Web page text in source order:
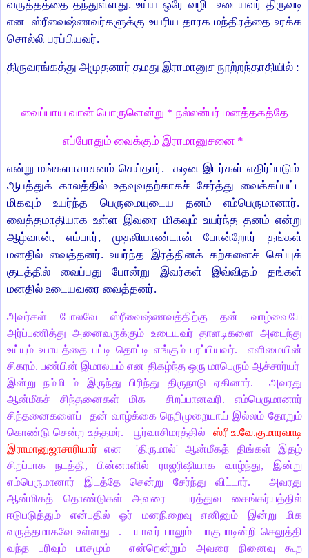
வருத்தத்தை தந்துள்ளது. உய்ய ஒரே வழி உடையவர் திருவடி
என ஸ்ரீவைஷ்ணவர்களுக்கு உயரிய தாரக மந்திரத்தை உரக்க
சொல்லி பரப்பியவர்.
திருவரங்கத்து அமுதனார் தமது இராமானுச நூற்றந்தாதியில் :
வைப்பாய வான் பொருளென்று * நல்லன்பர் மனத்தகத்தே
எப்போதும் வைக்கும் இராமானுசனை *
என்று மங்களாசாசனம் செய்தார். கடின இடர்கள் எதிர்ப்படும்
ஆபத்துக் காலத்தில் உதவுவதற்காகச் சேர்த்து வைக்கப்பட்ட
மிகவும் உயர்ந்த பெருமையுடைய தனம் எம்பெருமானார்.
வைத்தமாதியாக உள்ள இவரை மிகவும் உயர்ந்த தனம் என்று
ஆழ்வான், எம்பார், முதலியாண்டான் போன்றோர் தங்கள்
மனதில் வைத்தனர். உயர்ந்த இரத்தினக் கற்களைச் செப்புக்
குடத்தில் வைப்பது போன்று இவர்கள் இவ்விதம் தங்கள்
மனதில் உடையவரை வைத்தனர்.
அவர்கள் போலவே ஸ்ரீவைஷ்ணவத்திற்கு தன் வாழ்வையே
அர்ப்பணித்து அனைவருக்கும் உடையவர் தாளடிகளை அடைந்து
உய்யும் உபாயத்தை பட்டி தொட்டி எங்கும் பரப்பியவர். எளிமையின்
சிகரம். பண்பின் இமாலயம் என திகழ்ந்த ஒரு மாபெரும் ஆச்சார்யர்
இன்று நம்மிடம் இருந்து பிரிந்து திருநாடு ஏகினார். அவரது
ஆன்மீகச் சிந்தனைகள் மிக சிறப்பானவரி. எம்பெருமானார்
சிந்தனைகளைப் தன் வாழ்க்கை நெறிமுறையாய் இல்லம் தோறும்
கொண்டு சென்ற உத்தமர். பூர்வாசிமரத்தில் ஸ்ரீ உ.வே.குமாரவாடி
இராமானுஜாசாரியார் என 'திருமால்' ஆன்மீகத் திங்கள் இதழ்
சிறப்பாக நடத்தி, பின்னாளில் ராஜரிஷியாக வாழ்ந்து, இன்று
எம்பெருமானார் இடத்தே சென்று சேர்ந்து விட்டார். அவரது
ஆன்மிகத் தொண்டுகள் அவரை பரத்துவ கைங்கர்யத்தில்
ஈடுபடுத்தும் என்பதில் ஓர் மனநிறைவு எனினும் இன்று மிக
வருத்தமாகவே உள்ளது . யாவர் பாலும் பாகுபாடின்றி செலுத்தி
வந்த பரிவும் பாசமும் என்றென்றும் அவரை நினைவு கூற